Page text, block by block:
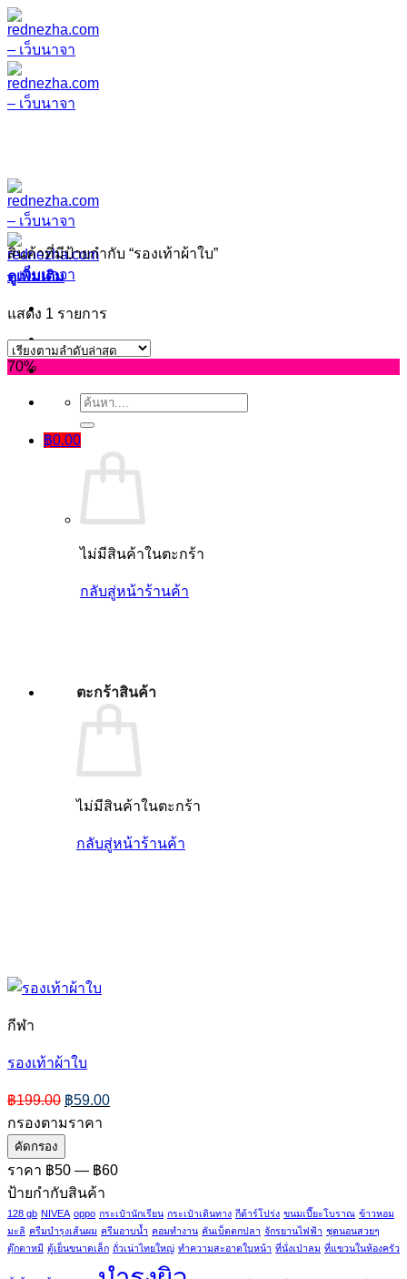
ข้าม
ไป
ยัง
เนื้อหา
ค้นหา:
฿0.00
ไม่มีสินค้าในตะกร้า
กลับสู่หน้าร้านค้า
ตะกร้าสินค้า
ไม่มีสินค้าในตะกร้า
กลับสู่หน้าร้านค้า
สินค้าที่มีป้ายกำกับ “รองเท้าผ้าใบ”
ดูเพิ่มเติม
แสดง 1 รายการ
70%
กีฬา
รองเท้าผ้าใบ
฿199.00 Original
price
was:
฿59.00Current
price
กรองตามราคา
ราคา
ต่ำ
สุด
ราคา
สูงสุด
คัดกรอง
ราคา ฿50 — ฿60
ป้ายกำกับสินค้า
128 gb NIVEA oppo กระเป๋านักเรียน กระเป๋าเดินทาง กีต้าร์โปร่ง ขนมเปี๊ยะโบราณ ข้าวหอม
มะลิ ครีมบำรุงเส้นผม ครีมอาบน้ำ คอมทำงาน คันเบ็ดตกปลา จักรยานไฟฟ้า ชุดนอนสวยๆ
ตุ๊กตาหมี ตู้เย็นขนาดเล็ก ถั่วเน่าไทยใหญ่ ทำความสะอาดใบหน้า ที่นั่งเป่าลม ที่แขวนในห้องครัว